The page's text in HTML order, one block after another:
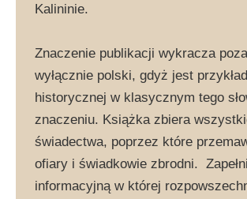
Kalininie.
Znaczenie publikacji wykracza
wyłącznie polski, gdyż jest
historycznej w klasycznym tego
znaczeniu. Książka zbiera
świadectwa, poprzez które
ofiary i świadkowie zbrodni.
informacyjną w której